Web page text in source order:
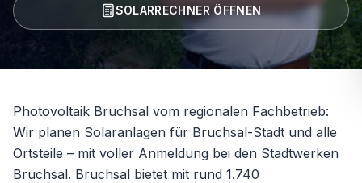
SOLARRECHNER ÖFFNEN
Photovoltaik Bruchsal vom regionalen Fachbetrieb:
Wir planen Solaranlagen für Bruchsal-Stadt und alle
Ortsteile – mit voller Anmeldung bei den Stadtwerken
Bruchsal. Bruchsal bietet mit rund 1.740